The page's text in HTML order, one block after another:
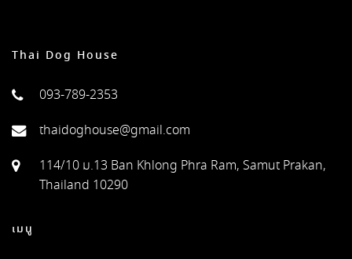
Thai Dog House
093-789-2353
thaidoghouse@gmail.com
114/10 ม.13 Ban Khlong Phra Ram, Samut Prakan,
Thailand 10290
เมนู